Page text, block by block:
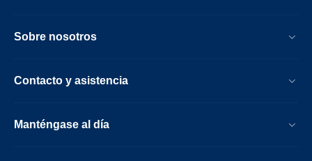
Sobre nosotros
Contacto y asistencia
Manténgase al día